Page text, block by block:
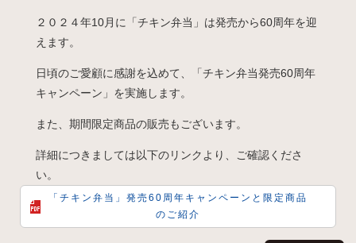
２０２４年10月に「チキン弁当」は発売から60周年を迎
えます。
日頃のご愛顧に感謝を込めて、「チキン弁当発売60周年
キャンペーン」を実施します。
また、期間限定商品の販売もございます。
詳細につきましては以下のリンクより、ご確認くださ
い。
「チキン弁当」発売60周年キャンペーンと限定商品
のご紹介